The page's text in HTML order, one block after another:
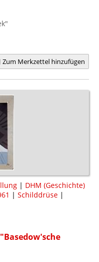
Zum Merkzettel hinzufügen
| DHM (Geschichte)
| Schilddrüse |